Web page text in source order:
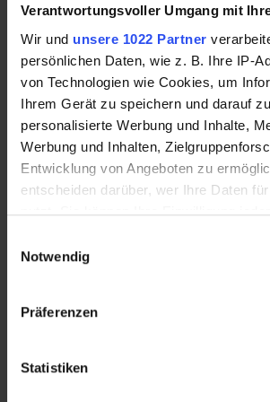
Verantwortungsvoller Umgang mit
Wir und unsere 1022 Partner
persönlichen Daten, wie z. B. Ihre IP-
von Technologien wie Cookies, um
Ihrem Gerät zu speichern und darauf
personalisierte Werbung und Inhalte,
Werbung und Inhalten,
Entwicklung von Angeboten zu
entscheiden darüber, wer Ihre Daten
nutzt. Sie können Ihre Einwilligung
Trigger Symbol ändern oder widerrufen
Informationen über Ihre
können
Notwendig
Präferenzen
Statistiken
Jetzt Ausmalbilder
Zu den Ausmalbildern